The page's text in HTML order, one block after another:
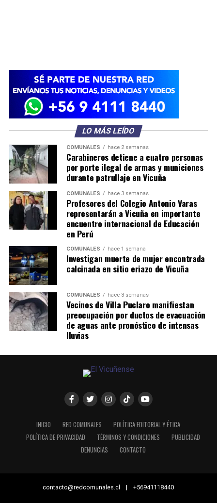
LO MÁS LEÍDO
COMUNALES hace 2 semanas
Carabineros detiene a cuatro personas
por porte ilegal de armas y municiones
durante patrullaje en Vicuña
COMUNALES hace 3 semanas
Profesores del Colegio Antonio Varas
representarán a Vicuña en importante
encuentro internacional de Educación
en Perú
COMUNALES hace 1 semana
Investigan muerte de mujer encontrada
calcinada en sitio eriazo de Vicuña
COMUNALES hace 3 semanas
Vecinos de Villa Puclaro manifiestan
preocupación por ductos de evacuación
de aguas ante pronóstico de intensas
lluvias
INICIO RED COMUNALES
POLÍTICA EDITORIAL Y ÉTICA
POLÍTICA DE PRIVACIDAD
TÉRMINOS Y CONDICIONES
PUBLICIDAD
DENUNCIAS
CONTACTO
contacto@redcomunales.cl | +56941118440